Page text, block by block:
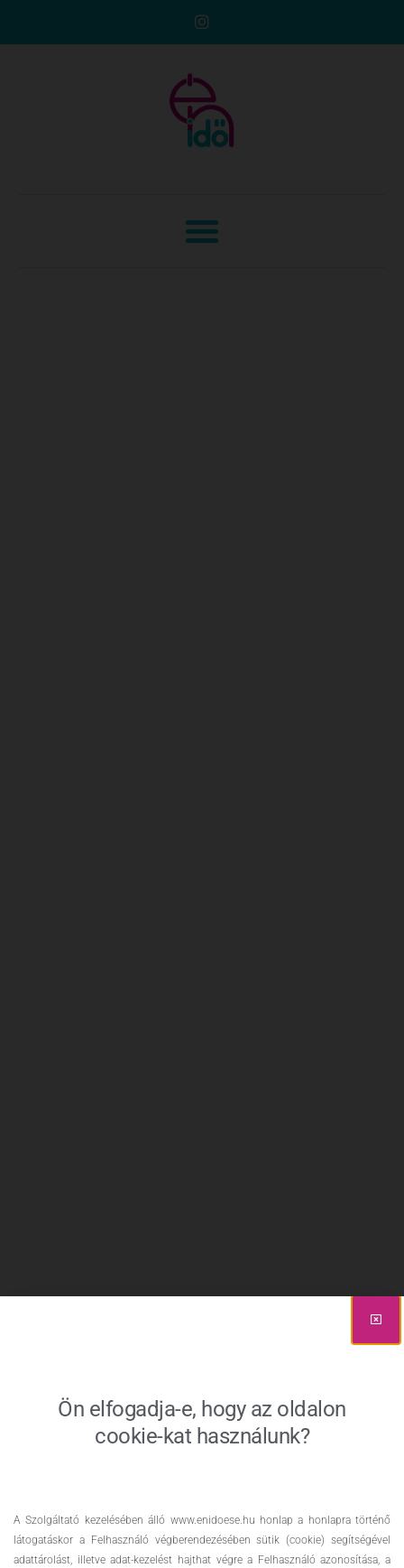
Ön elfogadja-e, hogy az oldalon
cookie-kat használunk?
A Szolgáltató kezelésében álló www.enidoese.hu honlap a honlapra történő
látogatáskor a Felhasználó végberendezésében sütik (cookie) segítségével
adattárolást, illetve adat-kezelést hajthat végre a Felhasználó azonosítása, a